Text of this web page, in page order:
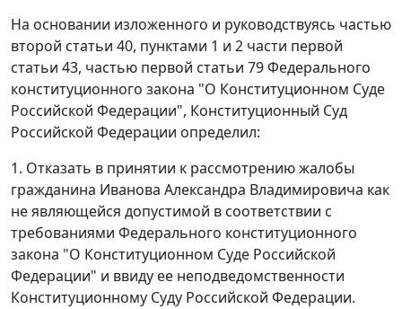
На основании изложенного и руководствуясь частью
второй статьи 40, пунктами 1 и 2 части первой
статьи 43, частью первой статьи 79Федерального
конституционного закона "О Конституционном Суде
Российской Федерации", Конституционный Суд
Российской Федерации определил:
1. Отказать в принятии к рассмотрению жалобы
гражданина Иванова Александра Владимировича как
не являющейся допустимой в соответствии с
требованиями Федерального конституционного
закона "О Конституционном Суде Российской
Федерации" и ввиду ее неподведомственности
Конституционному Суду Российской Федерации.